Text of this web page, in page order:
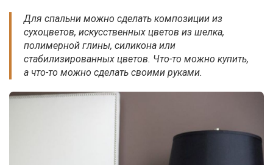
Для спальни можно сделать композиции из
сухоцветов, искусственных цветов из шелка,
полимерной глины, силикона или
стабилизированных цветов. Что-то можно купить,
а что-то можно сделать своими руками.